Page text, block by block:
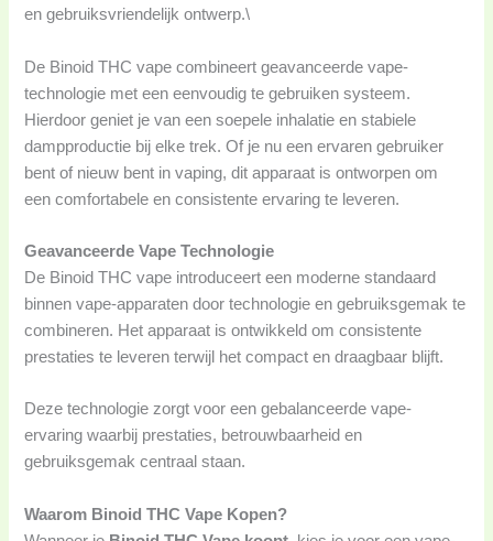
en gebruiksvriendelijk ontwerp.\
De Binoid THC vape combineert geavanceerde vape-
technologie met een eenvoudig te gebruiken systeem.
Hierdoor geniet je van een soepele inhalatie en stabiele
dampproductie bij elke trek. Of je nu een ervaren gebruiker
bent of nieuw bent in vaping, dit apparaat is ontworpen om
een comfortabele en consistente ervaring te leveren.
Geavanceerde Vape Technologie
De Binoid THC vape introduceert een moderne standaard
binnen vape-apparaten door technologie en gebruiksgemak te
combineren. Het apparaat is ontwikkeld om consistente
prestaties te leveren terwijl het compact en draagbaar blijft.
Deze technologie zorgt voor een gebalanceerde vape-
ervaring waarbij prestaties, betrouwbaarheid en
gebruiksgemak centraal staan.
Waarom Binoid THC Vape Kopen?